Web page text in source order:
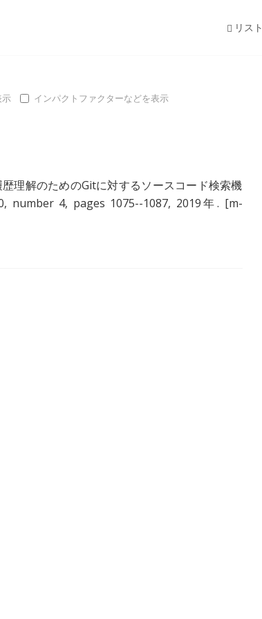
リスト
示
インパクトファクターなどを表示
理解のためのGitに対するソースコード検索機
4, pages 1075--1087, 2019年. [m-